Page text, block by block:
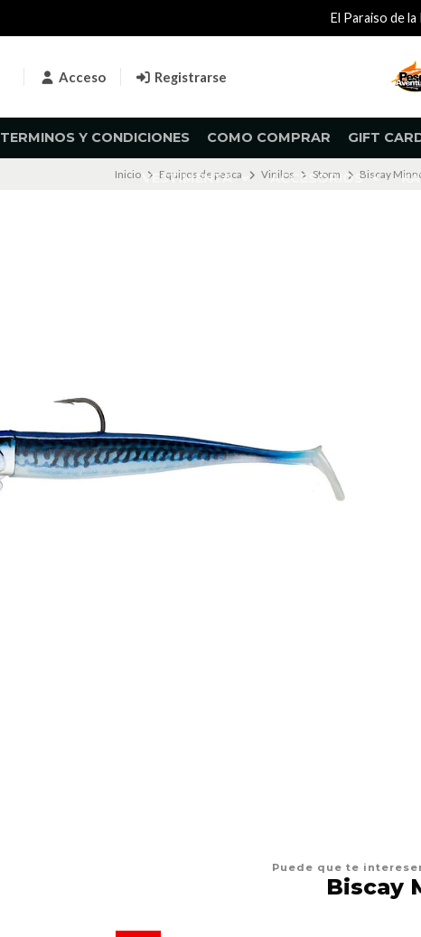
Acceso Registrarse
TERMINOS Y CONDICIONES COMO COMPRAR GIFT
VESTIMENTA ACCESORIOS
El Paraiso de la
Inicio Equipos de pesca Vinilos Storm Biscay
Puede que te
Biscay